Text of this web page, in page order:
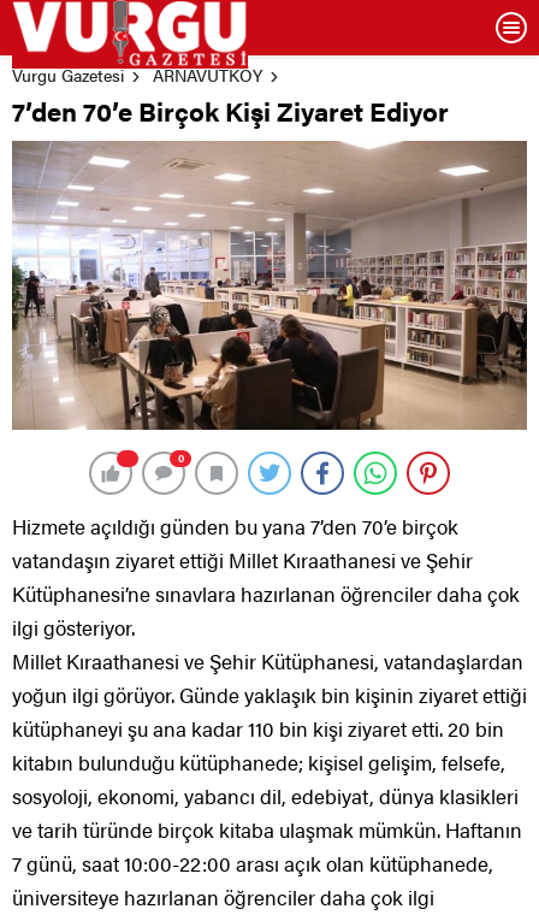
Vurgu Gazetesi ARNAVUTKÖY
7’den 70’e Birçok Kişi Ziyaret Ediyor
0
Hizmete açıldığı günden bu yana 7’den 70’e birçok
vatandaşın ziyaret ettiği Millet Kıraathanesi ve Şehir
Kütüphanesi’ne sınavlara hazırlanan öğrenciler daha çok
ilgi gösteriyor.
Millet Kıraathanesi ve Şehir Kütüphanesi, vatandaşlardan
yoğun ilgi görüyor. Günde yaklaşık bin kişinin ziyaret ettiği
kütüphaneyi şu ana kadar 110 bin kişi ziyaret etti. 20 bin
kitabın bulunduğu kütüphanede; kişisel gelişim, felsefe,
sosyoloji, ekonomi, yabancı dil, edebiyat, dünya klasikleri
ve tarih türünde birçok kitaba ulaşmak mümkün. Haftanın
7 günü, saat 10:00-22:00 arası açık olan kütüphanede,
üniversiteye hazırlanan öğrenciler daha çok ilgi